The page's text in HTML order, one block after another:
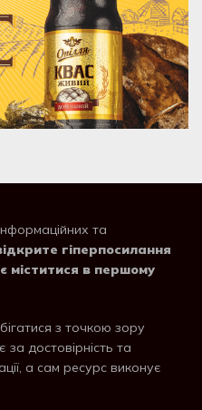
та
гіперпосилання
міститися в першому
з точкою зору
за достовірність та
а сам ресурс виконує